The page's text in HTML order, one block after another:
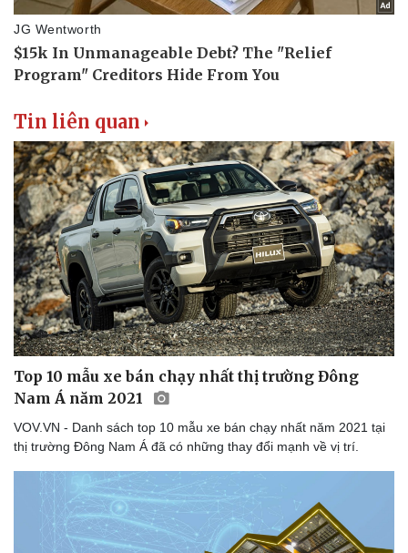
Thể thao
Bóng đá
Lịch thi đấu bóng đá
Thế giới thể thao
eSports
Hậu trường
Ô tô - Xe máy
Ô tô
Xe máy
Tư vấn
Tin liên quan
Top 10 mẫu xe bán chạy nhất thị trường Đông
Nam Á năm 2021
VOV.VN - Danh sách top 10 mẫu xe bán chạy nhất năm 2021 tại
thị trường Đông Nam Á đã có những thay đổi mạnh về vị trí.